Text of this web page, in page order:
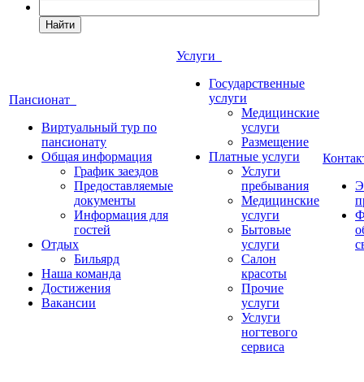
Найти
Пансионат
Виртуальный тур по
пансионату
Общая информация
График заездов
Предоставляемые
документы
Информация для
гостей
Отдых
Бильярд
Наша команда
Достижения
Вакансии
Услуги
Государственные
услуги
Медицинские
услуги
Размещение
Платные услуги
Услуги
пребывания
Медицинские
услуги
Бытовые
услуги
Салон
красоты
Прочие
услуги
Услуги
ногтевого
сервиса